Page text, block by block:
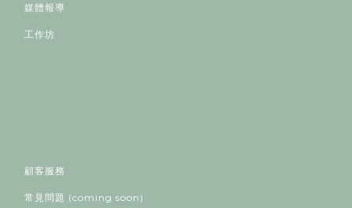
媒體報導
工作坊
顧客服務
常見問題 (coming soon)